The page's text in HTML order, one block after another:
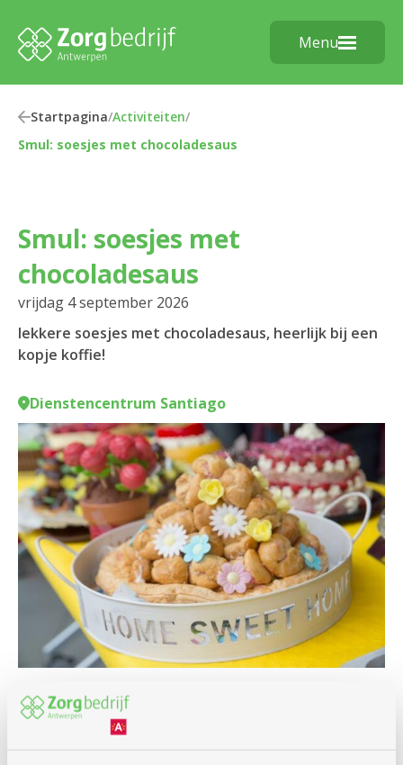
Menu
Startpagina/Activiteiten/
Smul: soesjes met chocoladesaus
Smul: soesjes met
chocoladesaus
vrijdag 4 september 2026
lekkere soesjes met chocoladesaus, heerlijk bij een
kopje koffie!
Dienstencentrum Santiago